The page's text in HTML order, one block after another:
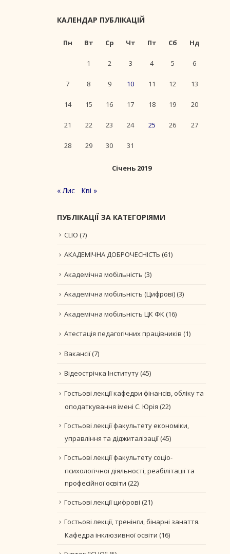
КАЛЕНДАР ПУБЛІКАЦІЙ
Січень 2019
Пн Вт Ср Чт Пт Сб Нд
1 2 3 4 5 6
7 8 9 10 11 12 13
14 15 16 17 18 19 20
21 22 23 24 25 26 27
28 29 30 31
« Лис Кві »
ПУБЛІКАЦІЇ ЗА КАТЕГОРІЯМИ
CLIO (7)
АКАДЕМІЧНА ДОБРОЧЕСНІСТЬ (61)
Академічна мобільність (3)
Академічна мобільність (Цифрові)(3)
Академічна мобільність ЦК ФК(16)
Атестація педагогічних працівників (1)
Вакансії(7)
Відеострічка Інституту(45)
Гостьові лекції кафедри фінансів, обліку та
оподаткування імені С. Юрія (22)
Гостьові лекції факультету економіки,
управління та діджиталізації(45)
Гостьові лекції факультету соціо-
психологічної діяльності, реабілітації та
професійної освіти (22)
Гостьові лекції цифрові (21)
Гостьові лекції, тренінги, бінарні занаття.
Кафедра інклюзивної освіти (16)